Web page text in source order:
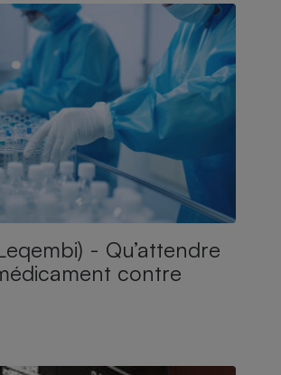
- Qu’attendre
contre